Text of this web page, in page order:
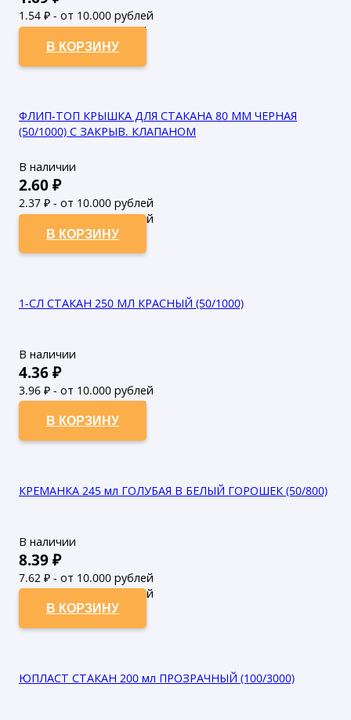
1.54 ₽ - от 10.000 рублей
1.4₽ - от 50.000 рублей
В КОРЗИНУ
ФЛИП-ТОП КРЫШКА ДЛЯ СТАКАНА 80 ММ ЧЕРНАЯ
(50/1000) С ЗАКРЫВ. КЛАПАНОМ
В наличии
2.60₽
2.37 ₽ - от 10.000 рублей
2.15₽ - от 50.000 рублей
В КОРЗИНУ
1-СЛ СТАКАН 250 МЛ КРАСНЫЙ (50/1000)
В наличии
4.36₽
3.96 ₽ - от 10.000 рублей
3.6₽ - от 50.000 рублей
В КОРЗИНУ
КРЕМАНКА 245 мл ГОЛУБАЯ В БЕЛЫЙ ГОРОШЕК (50/800)
В наличии
8.39₽
7.62 ₽ - от 10.000 рублей
6.93₽ - от 50.000 рублей
В КОРЗИНУ
ЮПЛАСТ СТАКАН 200 мл ПРОЗРАЧНЫЙ (100/3000)